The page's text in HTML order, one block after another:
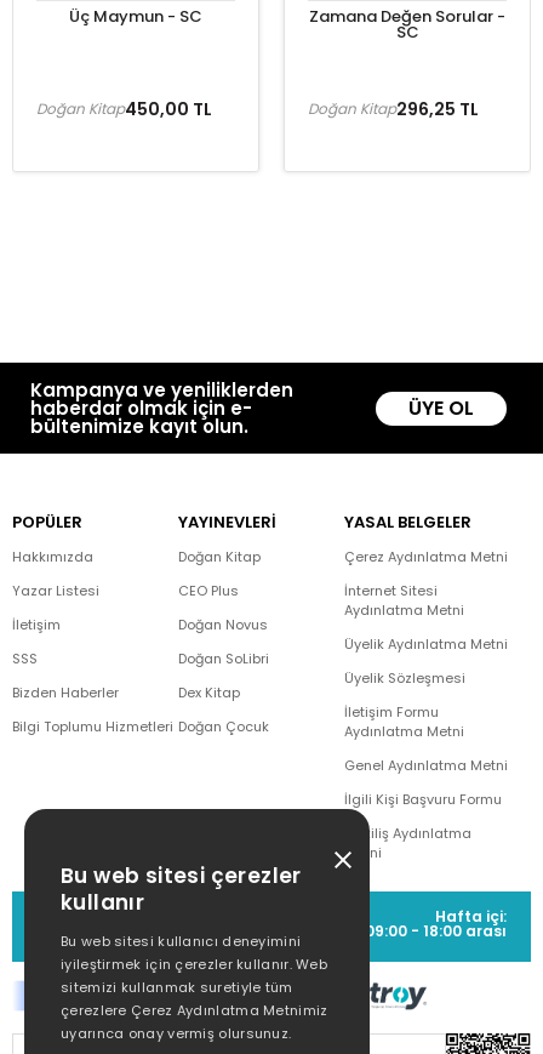
Üç Maymun - SC
450,00 TL
Doğan Kitap
Zamana Değen Sorular -
SC
296,25 TL
Doğan Kitap
Kampanya ve yeniliklerden
haberdar olmak için e-
bültenimize kayıt olun.
ÜYE OL
POPÜLER
Hakkımızda
Yazar Listesi
İletişim
SSS
Bizden Haberler
Bilgi Toplumu Hizmetleri
YAYINEVLERİ
Doğan Kitap
CEO Plus
Doğan Novus
Doğan SoLibri
Dex Kitap
Doğan Çocuk
YASAL BELGELER
Çerez Aydınlatma Metni
İnternet Sitesi
Aydınlatma Metni
Üyelik Aydınlatma Metni
Üyelik Sözleşmesi
İletişim Formu
Aydınlatma Metni
Genel Aydınlatma Metni
İlgili Kişi Başvuru Formu
Çekiliş Aydınlatma
Metni
MÜŞTERİ HİZMETLERİ
(0212) 373 77 00
Hafta içi:
09:00 - 18:00 arası
Bu web sitesi çerezler
kullanır
Bu web sitesi kullanıcı deneyimini
iyileştirmek için çerezler kullanır. Web
sitemizi kullanmak suretiyle tüm
çerezlere Çerez Aydınlatma Metnimiz
uyarınca onay vermiş olursunuz.